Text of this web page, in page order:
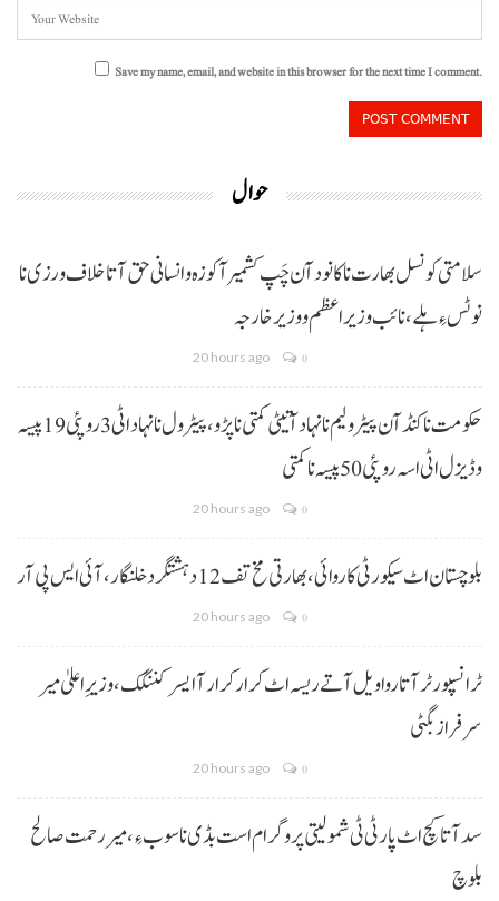
Save my name, email, and website in this browser for the next time I comment.
حوال
سلامتی کونسل بھارت نا کانود آن چَپ کشمیر آ کوزہ و انسانی حق آتا خلاف ورزی نا
نوٹس ءِ ہلے،نائب وزیراعظم و وزیر خارجہ
20 hours ago 0
حکومت نا کنڈ آن پیٹرولیم نا نہاد آتیٹی کمتی نا پڑو،پیٹرول نا نہاد اٹی 3 روپئی 19 پیسہ
و ڈیزل اٹی اسہ روپئی 50 پیسہ نا کمتی
20 hours ago 0
بلوچستان اٹ سیکورٹی کاروائی، بھارتی مخ تف 12 دہشتگرد خلنگار،آئی ایس پی آر
20 hours ago 0
ٹرانسپورٹر آتا روا ویل آتے ریسہ اٹ کرار کرار آ ایسر کننگک ،وزیرِ اعلیٰ میر
سرفراز بگٹی
20 hours ago 0
سد آتا کچ اٹ پارٹی ٹی شمولیتی پروگرام است بڈی نا سوب ءِ،میر رحمت صالح
بلوچ